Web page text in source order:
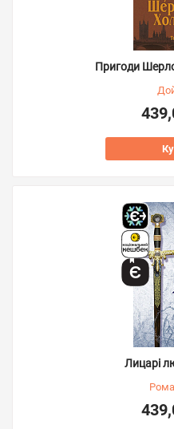
Пригоди
Лицарі